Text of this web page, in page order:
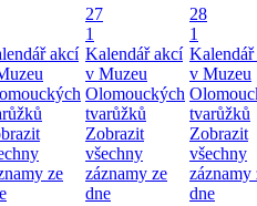
akcí
ze
27
1
Kalendář akcí
v Muzeu
Olomouckých
tvarůžků
Zobrazit
všechny
záznamy ze
dne
28
1
v Muzeu
tvarůžků
Zobrazit
všechny
záznamy
dne